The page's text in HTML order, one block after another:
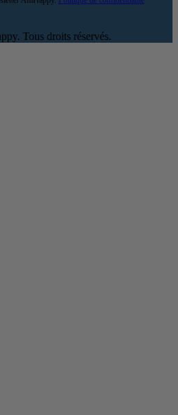
Tous droits réservés.